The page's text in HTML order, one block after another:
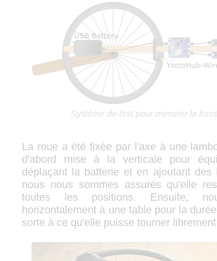
Système de test pour mesurer la
La roue a été fixée par l'axe à une
d'abord mise à la verticale pour
déplaçant la batterie et en ajoutant
nous nous sommes assurés qu'elle
toutes les positions. Ensuite,
horizontalement à une table pour la
sorte à ce qu'elle puisse tourner